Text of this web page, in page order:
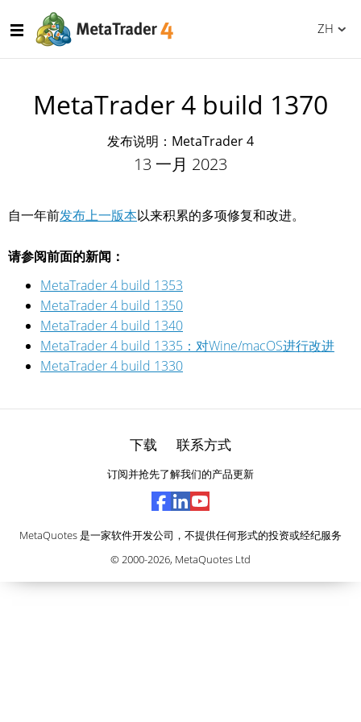
ZH
MetaTrader 4 build 1370
发布说明：MetaTrader 4
13 一月 2023
自一年前发布上一版本以来积累的多项修复和改进。
请参阅前面的新闻：
MetaTrader 4 build 1353
MetaTrader 4 build 1350
MetaTrader 4 build 1340
MetaTrader 4 build 1335：对Wine/macOS进行改进
MetaTrader 4 build 1330
下载 联系方式
订阅并抢先了解我们的产品更新
MetaQuotes 是一家软件开发公司，不提供任何形式的投资或经纪服务
© 2000-2026, MetaQuotes Ltd